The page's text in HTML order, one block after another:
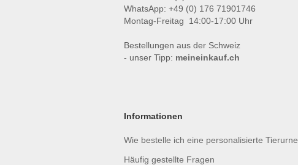
WhatsApp: +49 (0) 176 71901746
Montag-Freitag 14:00-17:00 Uhr
Bestellungen aus der Schweiz
- unser Tipp: meineinkauf.ch
Informationen
Wie bestelle ich eine personalisierte Tierurne
Häufig gestellte Fragen